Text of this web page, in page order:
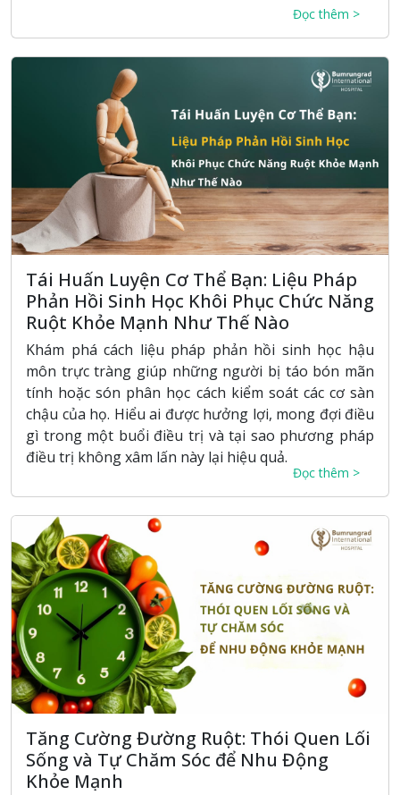
Đọc thêm >
Tái Huấn Luyện Cơ Thể Bạn: Liệu Pháp
Phản Hồi Sinh Học Khôi Phục Chức Năng
Ruột Khỏe Mạnh Như Thế Nào
Khám phá cách liệu pháp phản hồi sinh học hậu
môn trực tràng giúp những người bị táo bón mãn
tính hoặc són phân học cách kiểm soát các cơ sàn
chậu của họ. Hiểu ai được hưởng lợi, mong đợi điều
gì trong một buổi điều trị và tại sao phương pháp
điều trị không xâm lấn này lại hiệu quả.
Đọc thêm >
Tăng Cường Đường Ruột: Thói Quen Lối
Sống và Tự Chăm Sóc để Nhu Động
Khỏe Mạnh